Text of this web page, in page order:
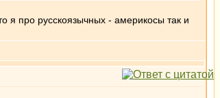
я про русскоязычных - америкосы так и